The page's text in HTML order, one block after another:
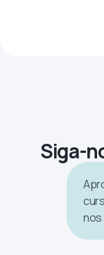
Siga-
nos